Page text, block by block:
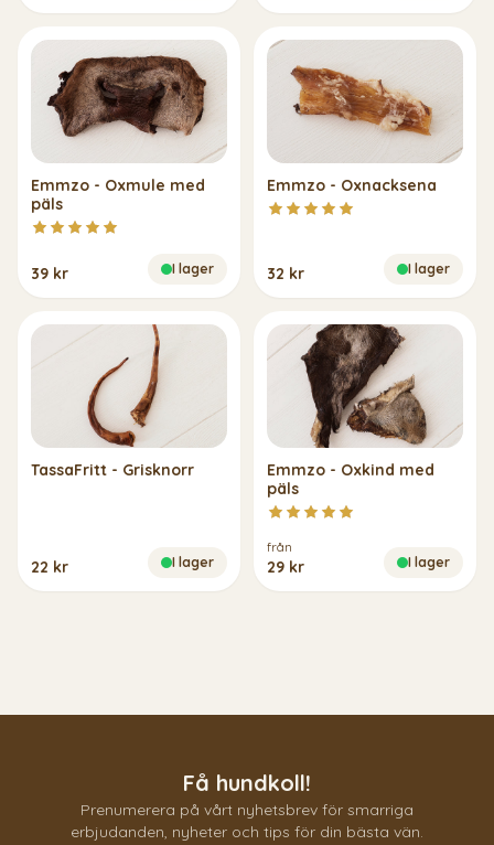
Emmzo - Oxmule med
päls
39 kr I lager
Emmzo - Oxnacksena
32 kr I lager
TassaFritt - Grisknorr
22 kr I lager
Emmzo - Oxkind med
päls
från
29 kr I lager
Få hundkoll!
Prenumerera på vårt nyhetsbrev för smarriga
erbjudanden, nyheter och tips för din bästa vän.